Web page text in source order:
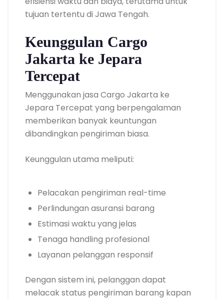
tujuan tertentu di Jawa Tengah.
Keunggulan Cargo
Jakarta ke Jepara
Tercepat
Menggunakan jasa Cargo Jakarta ke
Jepara Tercepat yang berpengalaman
memberikan banyak keuntungan
dibandingkan pengiriman biasa.
Keunggulan utama meliputi:
Pelacakan pengiriman real-time
Perlindungan asuransi barang
Estimasi waktu yang jelas
Tenaga handling profesional
Layanan pelanggan responsif
Dengan sistem ini, pelanggan dapat
melacak status pengiriman barang kapan